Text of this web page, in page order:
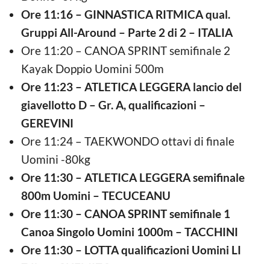
Ore 11:16 – GINNASTICA RITMICA qual.
Gruppi All-Around – Parte 2 di 2 – ITALIA
Ore 11:20 – CANOA SPRINT semifinale 2
Kayak Doppio Uomini 500m
Ore 11:23 – ATLETICA LEGGERA lancio del
giavellotto D – Gr. A, qualificazioni –
GEREVINI
Ore 11:24 – TAEKWONDO ottavi di finale
Uomini -80kg
Ore 11:30 – ATLETICA LEGGERA semifinale
800m Uomini – TECUCEANU
Ore 11:30 – CANOA SPRINT semifinale 1
Canoa Singolo Uomini 1000m – TACCHINI
Ore 11:30 – LOTTA qualificazioni Uomini LI